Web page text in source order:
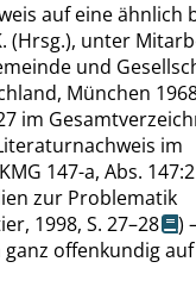
auf eine ähnlich
(Hrsg.), unter
und
München
im
im
KMG 147-a, Abs.
zur Problematik
1998, S. 27–28
)
offenkundig